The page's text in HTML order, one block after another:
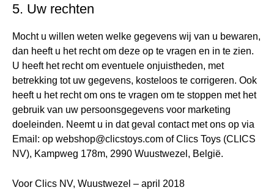
5. Uw rechten
Mocht u willen weten welke gegevens wij van u bewaren,
dan heeft u het recht om deze op te vragen en in te zien.
U heeft het recht om eventuele onjuistheden, met
betrekking tot uw gegevens, kosteloos te corrigeren. Ook
heeft u het recht om ons te vragen om te stoppen met het
gebruik van uw persoonsgegevens voor marketing
doeleinden. Neemt u in dat geval contact met ons op via
Email: op webshop@clicstoys.com of Clics Toys (CLICS
NV), Kampweg 178m, 2990 Wuustwezel, België.
Voor Clics NV, Wuustwezel – april 2018